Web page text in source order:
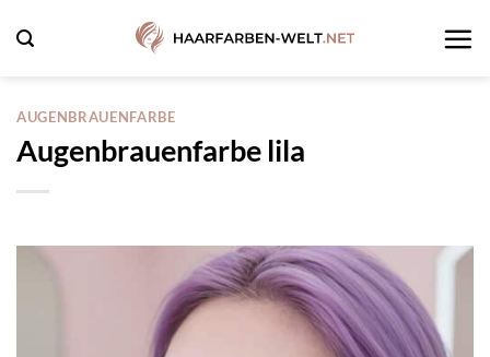
Inhalt
AUGENBRAUENFARBE
Augenbrauenfarbe lila